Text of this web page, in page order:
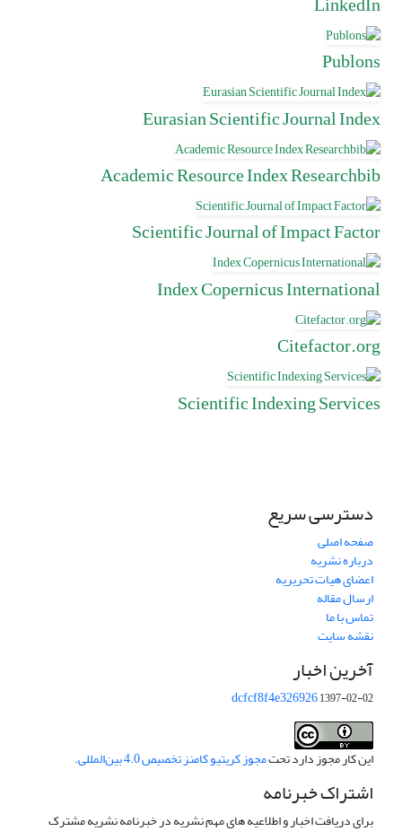
Publons
Eurasian Scientific Journal Index
Academic Resource Index Researchbib
Scientific Journal of Impact Factor
Index Copernicus International
Citefactor.org
Scientific Indexing Services
دسترسی سریع
صفحه اصلی
درباره نشریه
اعضای هیات تحریریه
ارسال مقاله
تماس با ما
نقشه سایت
آخرین اخبار
dcfcf8f4e3269261397-02-02
این کار مجوز دارد تحتمجوز کریتیو کامنز تخصیص 4.0 بین‌المللی .
اشتراک خبرنامه
برای دریافت اخبار و اطلاعیه های مهم نشریه در خبرنامه نشریه مشترک